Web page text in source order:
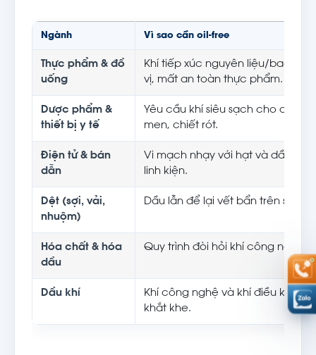
Ngành Vì sao cần oil-free
Thực phẩm & đồ
uống
Khí tiếp xúc nguyên liệu/bao bì;
vị, mất an toàn thực phẩm.
Dược phẩm &
thiết bị y tế
Yêu cầu khí siêu sạch cho quy
men, chiết rót.
Điện tử & bán
dẫn
Vi mạch nhạy với hạt và dầu;
linh kiện.
Dệt (sợi, vải,
nhuộm)
Dầu lẫn để lại vết bẩn trên sợi và
Hóa chất & hóa
dầu
Quy trình đòi hỏi khí công nghệ
Dầu khí
Khí công nghệ và khí điều khiển
khắt khe.